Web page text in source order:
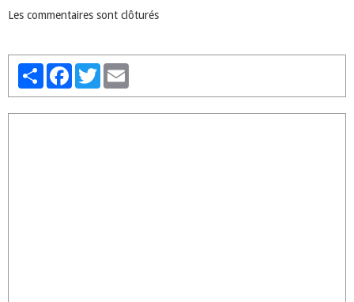
Les commentaires sont clôturés
PartagerFacebookTwitter